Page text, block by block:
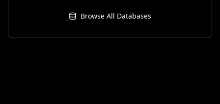
Browse All Databases